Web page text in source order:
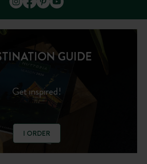
GUIDE
Get inspired!
I ORDER